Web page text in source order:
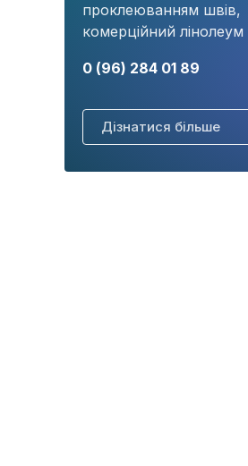
проклеюванням швів,
комерційний лінолеум
0 (96) 284 01 89
Дізнатися більше